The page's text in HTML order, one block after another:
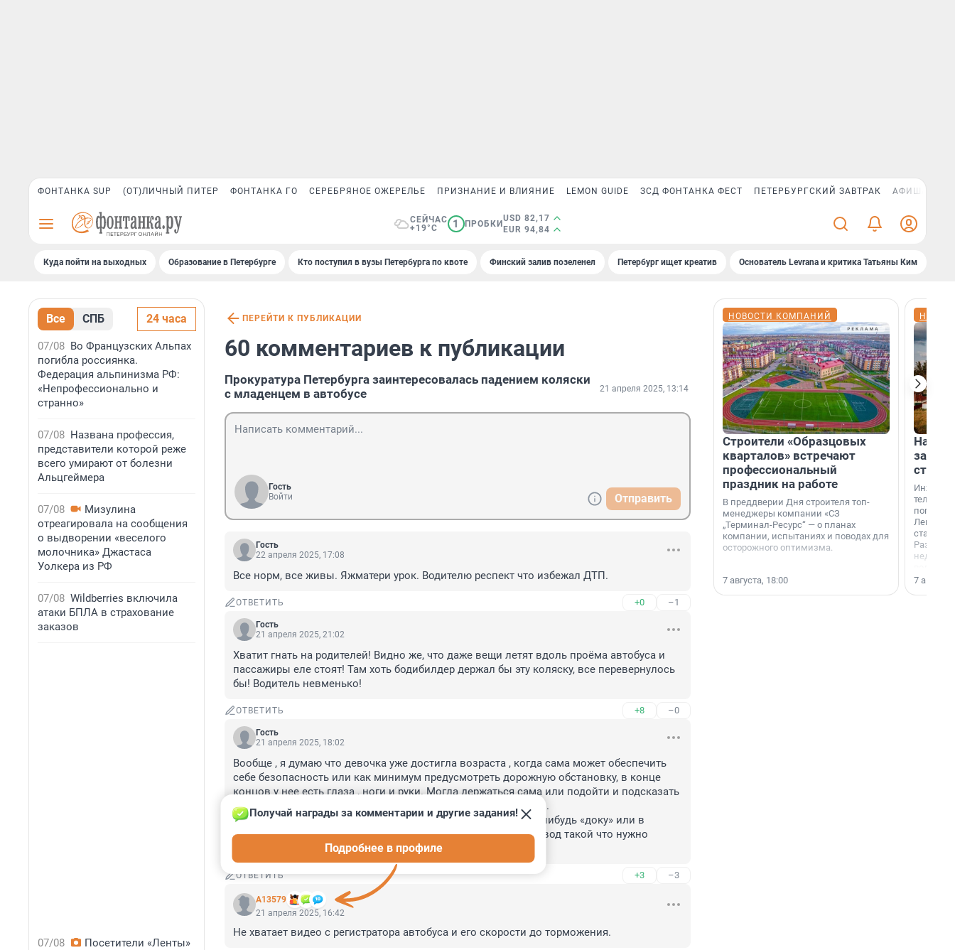
ФОНТАНКА SUP (ОТ)ЛИЧНЫЙ ПИТЕР ФОНТАНКА ГО СЕРЕБРЯНОЕ ОЖЕРЕЛЬЕ ПРИЗНАНИЕ И ВЛИЯНИЕ LEMON GUIDE ЗСД ФОНТАНКА ФЕСТ ПЕТЕРБУРГСКИЙ ЗАВТРАК АФИША PLUS
СЕЙЧАС
+19°C
1 ПРОБКИ
USD 82,17
EUR 94,84
Куда пойти на выходных Образование в Петербурге Кто поступил в вузы Петербурга по квоте Финский залив позеленел Петербург ищет креатив Основатель Levrana и критика Татьяны Ким
Все СПБ 24 часа
07/08 Во Французских Альпах
погибла россиянка.
Федерация альпинизма РФ:
«Непрофессионально и
странно»
07/08 Названа профессия,
представители которой реже
всего умирают от болезни
Альцгеймера
07/08
Мизулина
отреагировала на сообщения
о выдворении «веселого
молочника» Джастаса
Уолкера из РФ
07/08 Wildberries включила
атаки БПЛА в страхование
заказов
07/08
Посетители «Ленты»
ПЕРЕЙТИ К ПУБЛИКАЦИИ
60 комментариев к публикации
Прокуратура Петербурга заинтересовалась падением коляски
с младенцем в автобусе
21 апреля 2025, 13:14
Гость
Войти
Отправить
Гость
22 апреля 2025, 17:08
Все норм, все живы. Яжматери урок. Водителю респект что избежал ДТП.
ОТВЕТИТЬ +0 –1
Гость
21 апреля 2025, 21:02
Хватит гнать на родителей! Видно же, что даже вещи летят вдоль проёма автобуса и
пассажиры еле стоят! Там хоть бодибилдер держал бы эту коляску, все перевернулось
бы! Водитель невменько!
ОТВЕТИТЬ +8 –0
Гость
21 апреля 2025, 18:02
Вообще , я думаю что девочка уже достигла возраста , когда сама может обеспечить
себе безопасность или как минимум предусмотреть дорожную обстановку, в конце
концов у нее есть глаза , ноги и руки. Могла держаться сама или подойти и подсказать
водителю о курьере (который возможно был в слепой зоне) .
Наверняка родители дали ей телефон и она играла в какую- нибудь «доку» или в
«синий трактор» или во что сейчас дети играют. В общем вывод такой что нужно
учиться разговаривать чтоб тебя понимали.
ОТВЕТИТЬ +3 –3
А13579
Получай награды за комментарии и другие задания!
Подробнее в профиле
21 апреля 2025, 16:42
Не хватает видео с регистратора автобуса и его скорости до торможения.
НОВОСТИ КОМПАНИЙ
Строители «Образцовых
кварталов» встречают
профессиональный
праздник на работе
В преддверии Дня строителя топ-
менеджеры компании «СЗ
„Терминал-Ресурс“ — о планах
компании, испытаниях и поводах для
осторожного оптимизма.
7 августа, 18:00
На
станции
7